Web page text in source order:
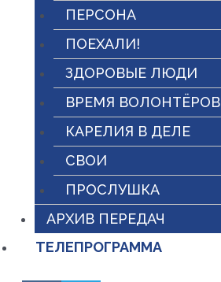
ПЕРСОНА
ПОЕХАЛИ!
ЗДОРОВЫЕ ЛЮДИ
ВРЕМЯ ВОЛОНТЁРОВ
КАРЕЛИЯ В ДЕЛЕ
СВОИ
ПРОСЛУШКА
АРХИВ ПЕРЕДАЧ
ТЕЛЕПРОГРАММА